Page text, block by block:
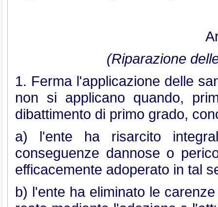
(Riparazione
1. Ferma l'applicazione delle
non si applicano quando,
dibattimento di primo grado,
a) l'ente ha risarcito
conseguenze dannose o
efficacemente adoperato in tal
b) l'ente ha eliminato le